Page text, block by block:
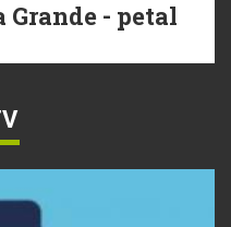
Grande - petal